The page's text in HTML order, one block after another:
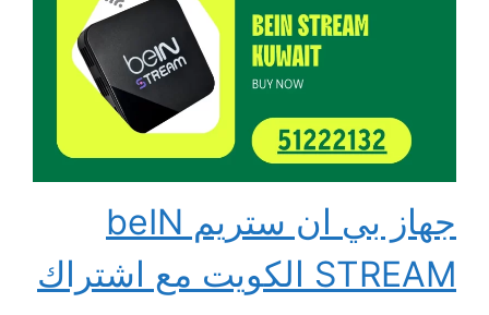
جهاز بي ان ستريم beIN
STREAM الكويت مع اشتراك